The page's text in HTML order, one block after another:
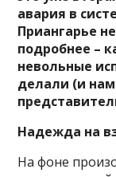
авария в
Приангарье
подробнее –
невольные
делали (и
Надежда на
На фоне